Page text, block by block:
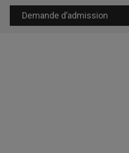
Demande d’admission